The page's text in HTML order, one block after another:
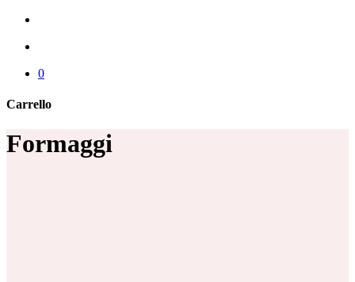
0
Carrello
Chiudi
carrello
Formaggi